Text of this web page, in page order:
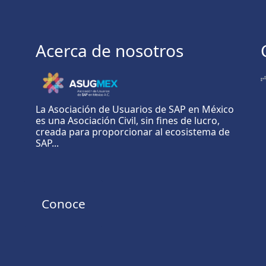
Acerca de nosotros
La Asociación de Usuarios de SAP en México
es una Asociación Civil, sin fines de lucro,
creada para proporcionar al ecosistema de
SAP...
Conoce